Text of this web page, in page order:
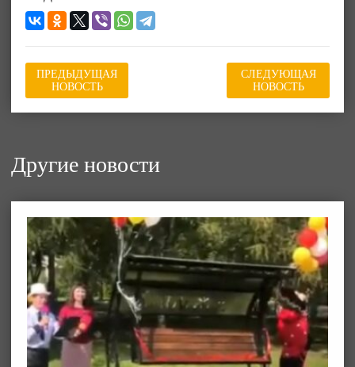
ПРЕДЫДУЩАЯ
НОВОСТЬ
СЛЕДУЮЩАЯ
НОВОСТЬ
Другие новости